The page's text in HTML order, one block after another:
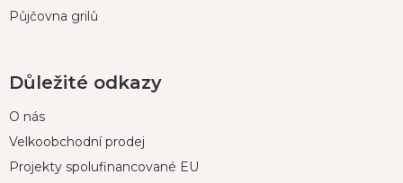
Půjčovna grilů
Důležité odkazy
O nás
Velkoobchodní prodej
Projekty spolufinancované EU